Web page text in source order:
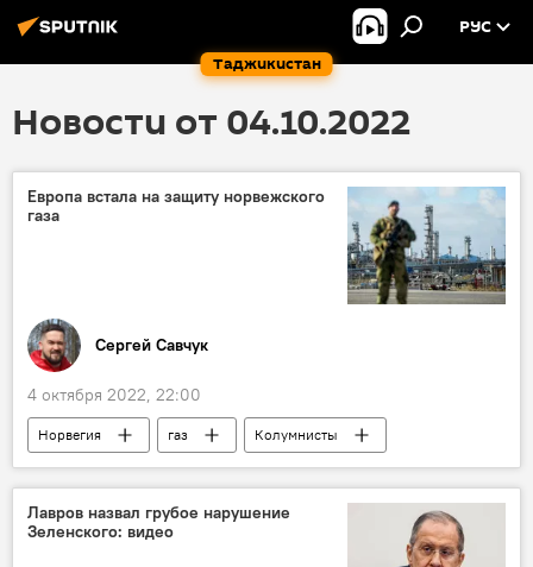
Таджикистан
РУС
Новости от 04.10.2022
Европа встала на защиту норвежского
газа
Сергей Савчук
4 октября 2022, 22:00
Норвегия газ
Колумнисты
Энергетика
Мир Аналитика
Лавров назвал грубое нарушение
Зеленского: видео